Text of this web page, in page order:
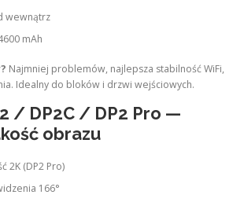
wewnątrz
mAh
Najmniej problemów, najlepsza stabilność WiFi,
Idealny do bloków i drzwi wejściowych.
/ DP2C / DP2 Pro —
obrazu
2K (DP2 Pro)
166°